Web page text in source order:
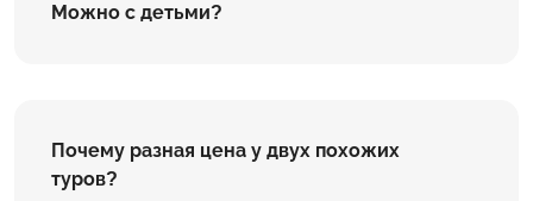
Можно с детьми?
Почему разная цена у двух похожих
туров?